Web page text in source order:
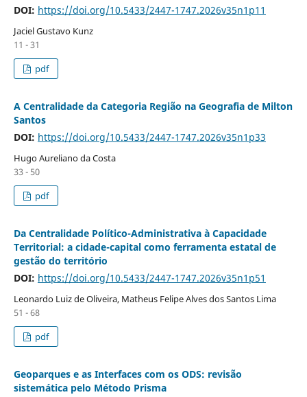
DOI: https://doi.org/10.5433/2447-1747.2026v35n1p11
Jaciel Gustavo Kunz
11 - 31
pdf
A Centralidade da Categoria Região na Geografia de Milton
Santos
DOI: https://doi.org/10.5433/2447-1747.2026v35n1p33
Hugo Aureliano da Costa
33 - 50
pdf
Da Centralidade Político-Administrativa à Capacidade
Territorial: a cidade-capital como ferramenta estatal de
gestão do território
DOI: https://doi.org/10.5433/2447-1747.2026v35n1p51
Leonardo Luiz de Oliveira, Matheus Felipe Alves dos Santos Lima
51 - 68
pdf
Geoparques e as Interfaces com os ODS: revisão
sistemática pelo Método Prisma